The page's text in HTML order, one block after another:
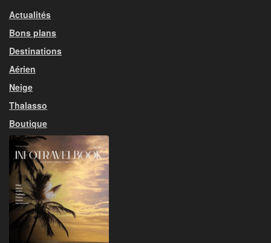
Actualités
Bons plans
Destinations
Aérien
Neige
Thalasso
Boutique